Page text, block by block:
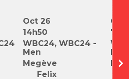
Oct 26
14h50
WBC24, WBC24 -
Men
Megève
Felix
Oct